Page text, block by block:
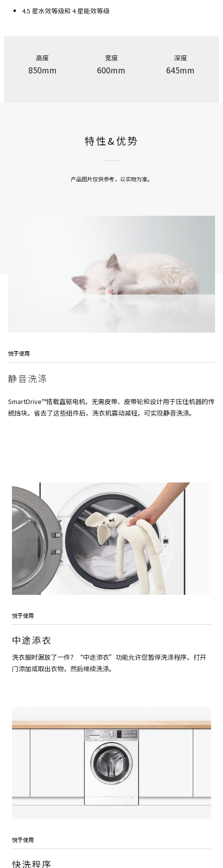
4.5 星水效等级和 4 星能效等级
高度
850mm
宽度
600mm
深度
645mm
特性&优势
产品图片仅供参考，以实物为准。
悦于使用
静音洗涤
SmartDrive™搭载直驱电机，无需皮带、皮带轮和设计用于压住机器的传
统挡块。省去了这些组件后，洗衣机震动减轻，可实现静音洗涤。
悦于使用
中途添衣
洗衣服时漏放了一件？“中途添衣”功能允许您暂停洗涤程序，打开
门添加或取出衣物，然后继续洗涤。
悦于使用
快洗程序